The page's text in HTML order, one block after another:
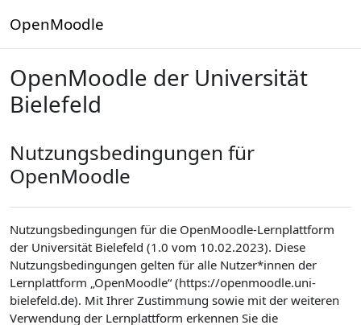
OpenMoodle
OpenMoodle der Universität
Bielefeld
Nutzungsbedingungen für
OpenMoodle
Nutzungsbedingungen für die OpenMoodle-Lernplattform
der Universität Bielefeld (1.0 vom 10.02.2023). Diese
Nutzungsbedingungen gelten für alle Nutzer*innen der
Lernplattform „OpenMoodle“ (https://openmoodle.uni-
bielefeld.de). Mit Ihrer Zustimmung sowie mit der weiteren
Verwendung der Lernplattform erkennen Sie die